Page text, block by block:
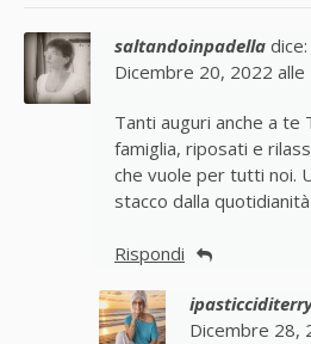
saltandoinpadella dice:
Dicembre 20, 2022 alle
Tanti auguri anche a te
famiglia, riposati e
che vuole per tutti noi.
stacco dalla quotidianità
Rispondi
Dicembre 28,